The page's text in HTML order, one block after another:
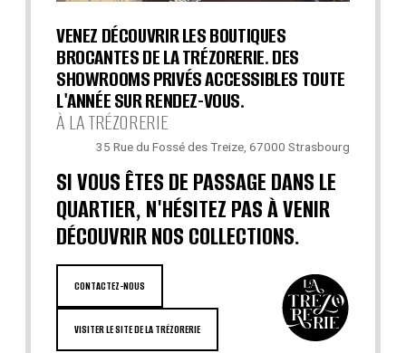
VENEZ DÉCOUVRIR LES BOUTIQUES
BROCANTES DE LA TRÉZORERIE. DES
SHOWROOMS PRIVÉS ACCESSIBLES TOUTE
L'ANNÉE SUR RENDEZ-VOUS.
À LA TRÉZORERIE
35 Rue du Fossé des Treize, 67000 Strasbourg
SI VOUS ÊTES DE PASSAGE DANS LE
QUARTIER, N'HÉSITEZ PAS À VENIR
DÉCOUVRIR NOS COLLECTIONS.
CONTACTEZ-NOUS
VISITER LE SITE DE LA TRÉZORERIE